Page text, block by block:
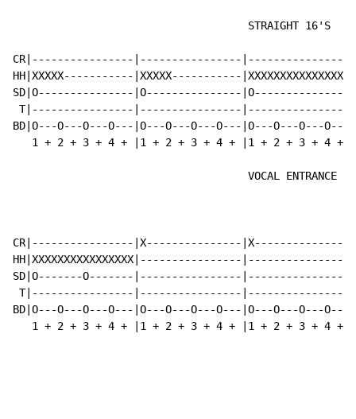
                                     STRAIGHT 16'S
CR|----------------|----------------
HH|XXXXX-----------|XXXXX-----------
SD|O---------------|O---------------
T|----------------|----------------
BD|O---O---O---O---|O---O---O---O---|O---O---O---
1 + 2 + 3 + 4 + |1 + 2 + 3 + 4 + |1 + 2 + 3 + 4 +
                                     VOCAL ENTRANCE
CR|----------------|X---------------
HH|XXXXXXXXXXXXXXXX|----------------|----------------
SD|O-------O-------|----------------
T|----------------|----------------
BD|O---O---O---O---|O---O---O---O---|O---O---O---
1 + 2 + 3 + 4 + |1 + 2 + 3 + 4 + |1 + 2 + 3 + 4 +